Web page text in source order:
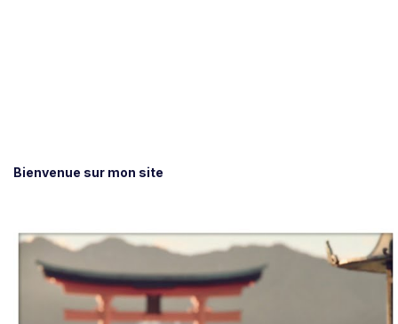
Bienvenue sur mon site